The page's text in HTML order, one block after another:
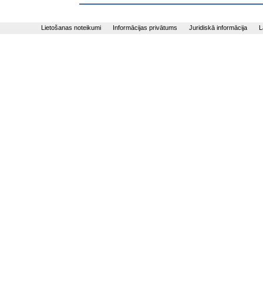
Lietošanas noteikumi Informācijas privātums Juridiskā informācija